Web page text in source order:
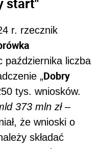
r. rzecznik
października liczba
„Dobry
tys. wniosków.
373 mln zł–
że wnioski o
składać